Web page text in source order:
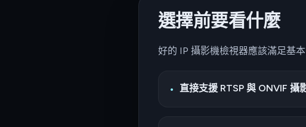
選擇前要看什麼
好的 IP 攝影機檢視器應該滿足基
直接支援 RTSP 與 ONVIF 攝